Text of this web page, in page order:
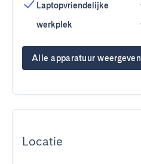
Laptopvriendelijke
werkplek
Alle apparatuur weergeven
Locatie